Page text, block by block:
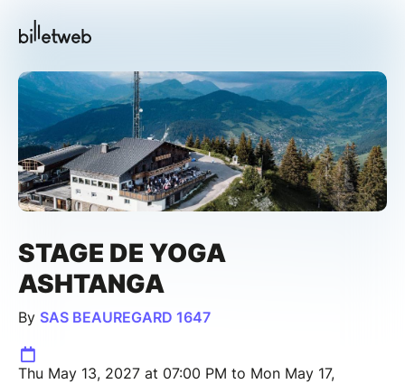
STAGE DE YOGA
ASHTANGA
By SAS BEAUREGARD 1647
Thu May 13, 2027 at 07:00 PM to Mon May 17,